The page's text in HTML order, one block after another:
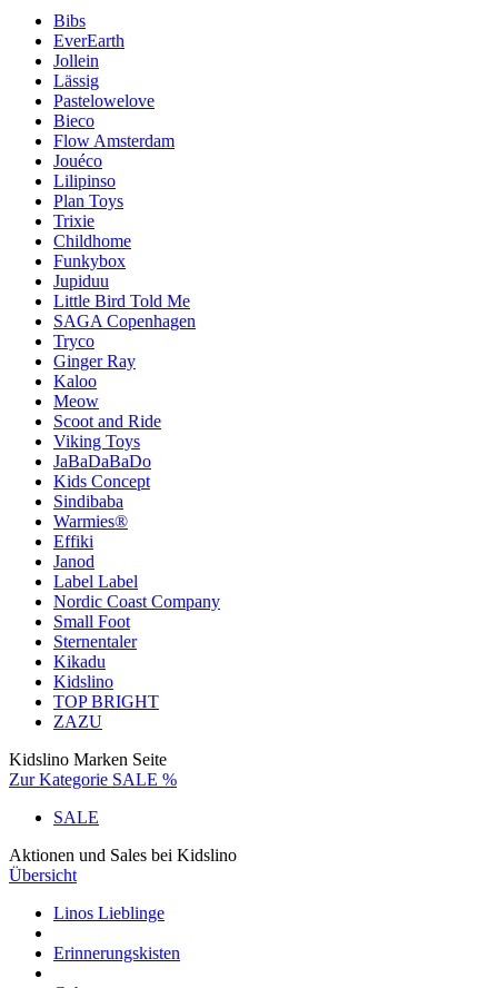
Bibs
EverEarth
Jollein
Lässig
Pastelowelove
Bieco
Flow Amsterdam
Jouéco
Lilipinso
Plan Toys
Trixie
Childhome
Funkybox
Jupiduu
Little Bird Told Me
SAGA Copenhagen
Tryco
Ginger Ray
Kaloo
Meow
Scoot and Ride
Viking Toys
JaBaDaBaDo
Kids Concept
Sindibaba
Warmies®
Effiki
Janod
Label Label
Nordic Coast Company
Small Foot
Sternentaler
Kikadu
Kidslino
TOP BRIGHT
ZAZU
Kidslino Marken Seite
Zur Kategorie SALE %
SALE
Aktionen und Sales bei Kidslino
Übersicht
Linos Lieblinge
Erinnerungskisten